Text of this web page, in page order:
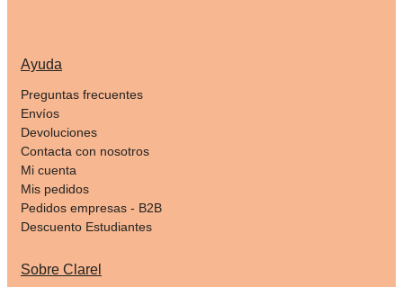
Ayuda
Preguntas frecuentes
Envíos
Devoluciones
Contacta con nosotros
Mi cuenta
Mis pedidos
Pedidos empresas - B2B
Descuento Estudiantes
Sobre Clarel